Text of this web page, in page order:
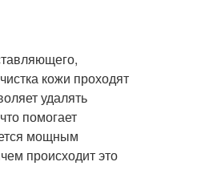
кожи проходят
удалять
помогает
мощным
происходит это